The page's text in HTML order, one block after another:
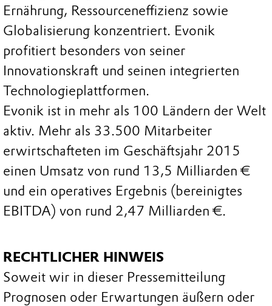
Ernährung, Ressourceneffizienz sowie
Globalisierung konzentriert. Evonik
profitiert besonders von seiner
Innovationskraft und seinen integrierten
Technologieplattformen.
Evonik ist in mehr als 100 Ländern der Welt
aktiv. Mehr als 33.500 Mitarbeiter
erwirtschafteten im Geschäftsjahr 2015
einen Umsatz von rund 13,5 Milliarden €
und ein operatives Ergebnis (bereinigtes
EBITDA) von rund 2,47 Milliarden €.
RECHTLICHER HINWEIS
Soweit wir in dieser Pressemitteilung
Prognosen oder Erwartungen äußern oder